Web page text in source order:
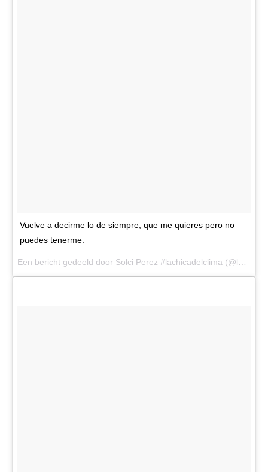
Vuelve a decirme lo de siempre, que me quieres pero no
puedes tenerme.
Een bericht gedeeld door Solci Perez #lachicadelclima (@lasobrideperez) op